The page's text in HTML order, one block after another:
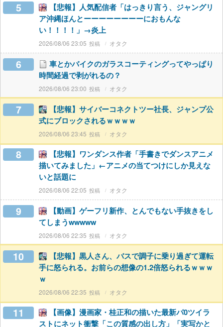
5
【悲報】人気配信者「はっきり言う、ジャングリ
ア沖縄ほんとーーーーーーーーにおもんな
い！！！！」→炎上
2026/08/06 23:05 オタク
6
車とかバイクのガラスコーティングってやっぱり
時間経過で剥がれるの？
2026/08/06 23:00 オタク
7
【悲報】サイバーコネクトツー社長、ジャンプ公
式にブロックされるｗｗｗｗ
2026/08/06 23:45 オタク
8
【悲報】ワンダンス作者「手書きでダンスアニメ
描いてみました」←アニメの当てつけにしか見えな
いと話題に
2026/08/06 22:05 オタク
9
【動画】ゲーフリ新作、とんでもない手抜きをし
てしまうwwwww
2026/08/06 22:35 オタク
10
【悲報】黒人さん、バスで調子に乗り過ぎて運転
手に怒られる。お前らの想像の1.2倍怒られるｗｗｗ
ｗ
2026/08/06 22:35 オタク
11
【画像】漫画家・桂正和の描いた最新パ0ツイラ
ストにネット衝撃「この質感の出し方」「実写かと